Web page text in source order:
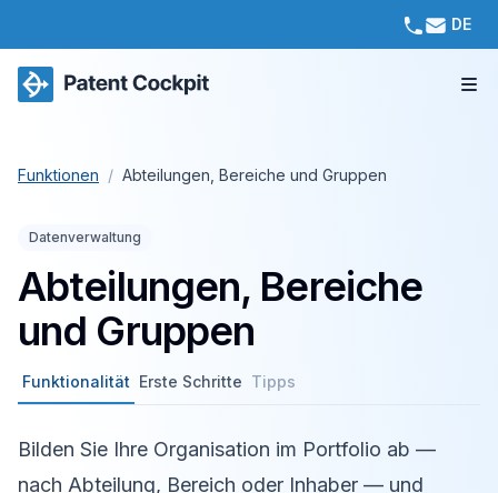
DE
Funktionen / Abteilungen, Bereiche und Gruppen
Datenverwaltung
Abteilungen, Bereiche
und Gruppen
Funktionalität Erste Schritte Tipps
Bilden Sie Ihre Organisation im Portfolio ab —
nach Abteilung, Bereich oder Inhaber — und